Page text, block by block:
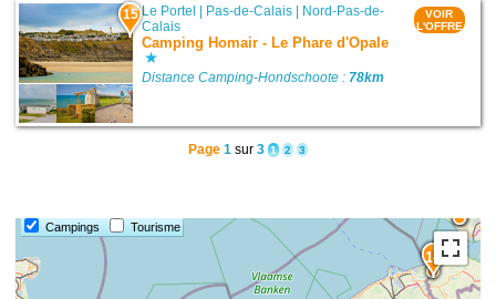
15 Le Portel | Pas-de-Calais | Nord-Pas-de-
Calais
Camping Homair - Le Phare d'Opale
Distance Camping-Hondschoote : 78km
VOIR
L'OFFRE
Page 1 sur 3 1 2 3
Campings Tourisme
14